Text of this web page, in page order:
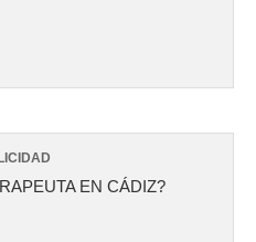
EN CÁDIZ?